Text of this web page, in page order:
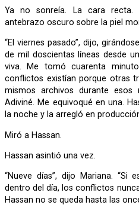
Ya no sonreía. La cara recta. El tatuaje Tupi-Guarani en el
antebrazo oscuro sobre la piel
“El viernes pasado”, dijo, girándose hacia el grupo, “fusioné un PR
de mil doscientas líneas desde
viva. Me tomó cuarenta
conflictos existían porque otras
mismos archivos durante esos
Adiviné. Me equivoqué en una.
la noche y la arregló en
Miró a Hassan.
Hassan asintió una vez.
“Nueve días”, dijo Mariana. “Si esa rama se hubiera fusionado
dentro del día, los conflictos
Hassan no se queda hasta las